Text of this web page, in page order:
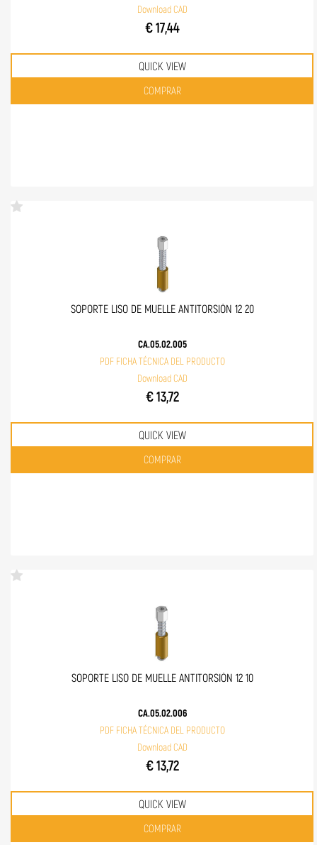
Download CAD
€ 17,44
QUICK VIEW
Quantità
COMPRAR
SOPORTE LISO DE MUELLE ANTITORSIÓN 12 20
CA.05.02.005
PDF FICHA TÉCNICA DEL PRODUCTO
Download CAD
€ 13,72
QUICK VIEW
Quantità
COMPRAR
SOPORTE LISO DE MUELLE ANTITORSIÓN 12 10
CA.05.02.006
PDF FICHA TÉCNICA DEL PRODUCTO
Download CAD
€ 13,72
QUICK VIEW
Quantità
COMPRAR